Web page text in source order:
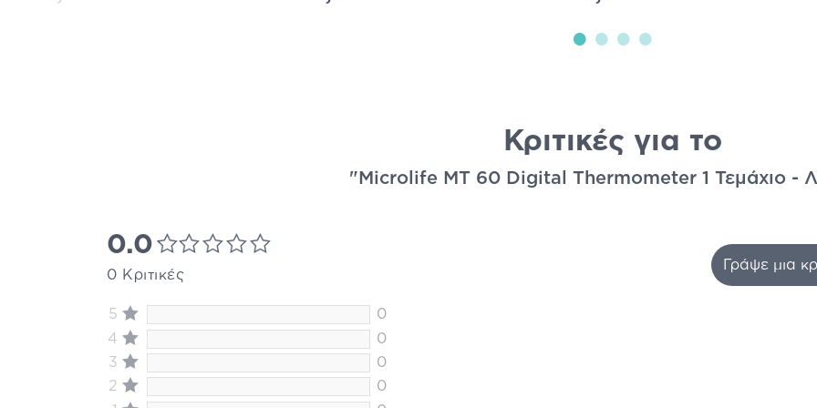
Κριτικές για το
"Microlife MT 60 Digital Thermometer 1 Τεμάχιο -
0.0
0 Κριτικές
5
0
4
0
3
0
2
0
Γράψε μια